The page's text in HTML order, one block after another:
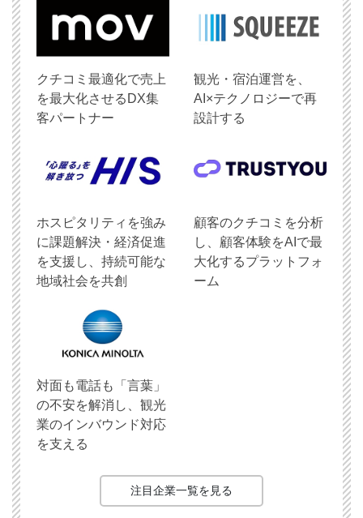
クチコミ最適化で売上
を最大化させるDX集
客パートナー
観光・宿泊運営を、
AI×テクノロジーで再
設計する
ホスピタリティを強み
に課題解決・経済促進
を支援し、持続可能な
地域社会を共創
顧客のクチコミを分析
し、顧客体験をAIで最
大化するプラットフォ
ーム
対面も電話も「言葉」
の不安を解消し、観光
業のインバウンド対応
を支える
注目企業一覧を見る